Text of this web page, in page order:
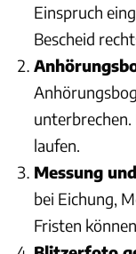
Einspruch
Bescheid
laufen.
Messung
bei Eichung,
Fristen